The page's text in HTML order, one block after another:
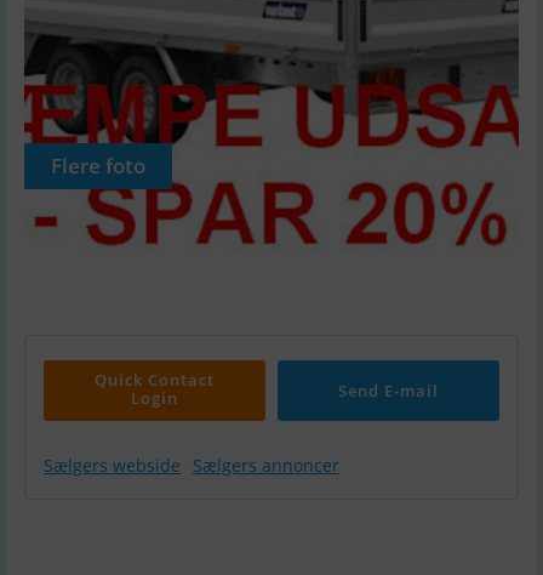
Flere foto
Quick Contact
Login
Send E-mail
Sælgers webside Sælgers annoncer